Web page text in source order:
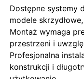
Dostępne systemy
modele
Montaż wymaga
przestrzeni i
Profesjonalna
konstrukcji i